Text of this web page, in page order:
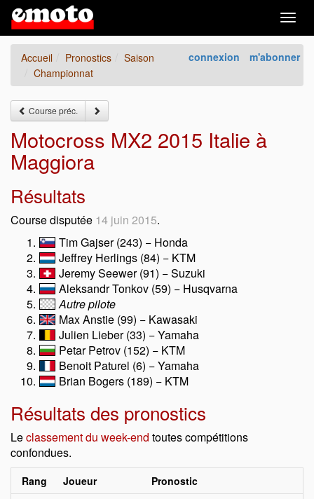
connexion m'abonner
Accueil Pronostics
Saison
Championnat
Course préc.
Motocross MX2 2015 Italie à
Maggiora
Résultats
Course disputée 14 juin 2015.
Tim Gajser (243) − Honda
Jeffrey Herlings (84) − KTM
Jeremy Seewer (91) − Suzuki
Aleksandr Tonkov (59) − Husqvarna
Autre pilote
Max Anstie (99) − Kawasaki
Julien Lieber (33) − Yamaha
Petar Petrov (152) − KTM
Benoit Paturel (6) − Yamaha
Brian Bogers (189) − KTM
Résultats des pronostics
Leclassement du week-end toutes compétitions
confondues.
Rang Joueur Pronostic